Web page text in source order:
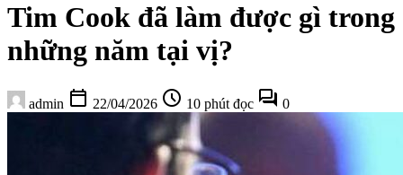
Tim Cook đã làm được gì trong
những năm tại vị?
admin calendar_today 22/04/2026 schedule 10 phút đọc forum 0